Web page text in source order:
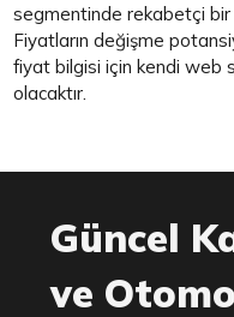
segmentinde rekabetçi
Fiyatların değişme
fiyat bilgisi için kendi web
olacaktır.
Güncel
ve